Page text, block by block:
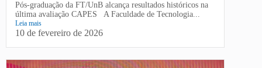
Pós-graduação da FT/UnB alcança resultados históricos na
última avaliação CAPES A Faculdade de Tecnologia...
Leia mais
10 de fevereiro de 2026